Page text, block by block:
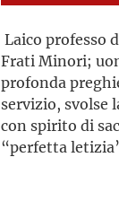
Laico professo
Frati Minori;
profonda
servizio, svolse
con spirito di
“perfetta
trasmettendo